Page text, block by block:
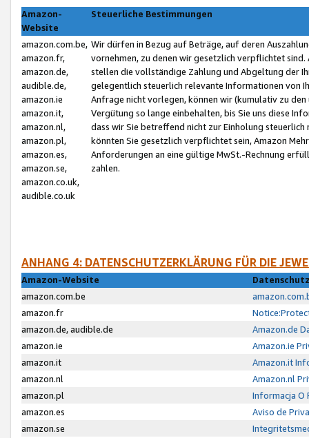
Amazon-
Website
Steuerliche Bestimmungen
amazon.com.be,
amazon.fr,
amazon.de,
audible.de,
amazon.ie
amazon.it,
amazon.nl,
amazon.pl,
amazon.es,
amazon.se,
amazon.co.uk,
audible.co.uk
Wir dürfen in Bezug auf Beträge, auf deren
vornehmen, zu denen wir gesetzlich verpflichtet
stellen die vollständige Zahlung und Abgeltung der
gelegentlich steuerlich relevante Informationen von
Anfrage nicht vorlegen, können wir (kumulativ zu
Vergütung so lange einbehalten, bis Sie uns diese
dass wir Sie betreffend nicht zur Einholung
könnten Sie gesetzlich verpflichtet sein, Amazon
Anforderungen an eine gültige MwSt.-Rechnung
zahlen.
ANHANG 4: DATENSCHUTZERKLÄRUNG FÜR DIE
Amazon-Website
amazon.com.be
amazon.fr
amazon.de, audible.de
Amazon.de
amazon.ie
Amazon.ie
amazon.it
Amazon.it
amazon.nl
Amazon.nl
amazon.pl
Informacja O
amazon.es
Aviso de
amazon.se